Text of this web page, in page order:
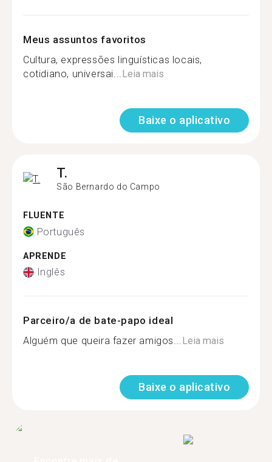
Meus assuntos favoritos
Cultura, expressões linguísticas locais,
cotidiano, universai...Leia mais
Baixe o aplicativo
T.
São Bernardo do Campo
FLUENTE
Português
APRENDE
Inglês
Parceiro/a de bate-papo ideal
Alguém que queira fazer amigos...Leia mais
Baixe o aplicativo